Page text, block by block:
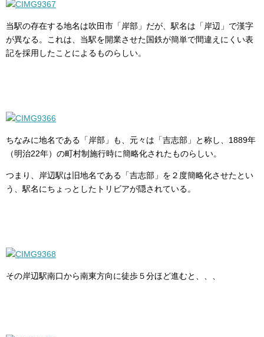
当駅の存在する地名は吹田市「岸部」だが、駅名は「岸辺」で漢字
が異なる。これは、当駅を開業させた国鉄が簡単で間違えにくい表
記を採用したことによるものらしい。
ちなみに地名である「岸部」も、元々は「吉志部」と称し、1889年
（明治22年）の町村制施行時に簡略化されたものらしい。
つまり、岸辺駅は旧地名である「吉志部」を２度簡略化させたとい
う、駅名にちょっとしたトリビアが隠されている。
その岸辺駅南口から南東方向に徒歩５分ほど進むと、、、